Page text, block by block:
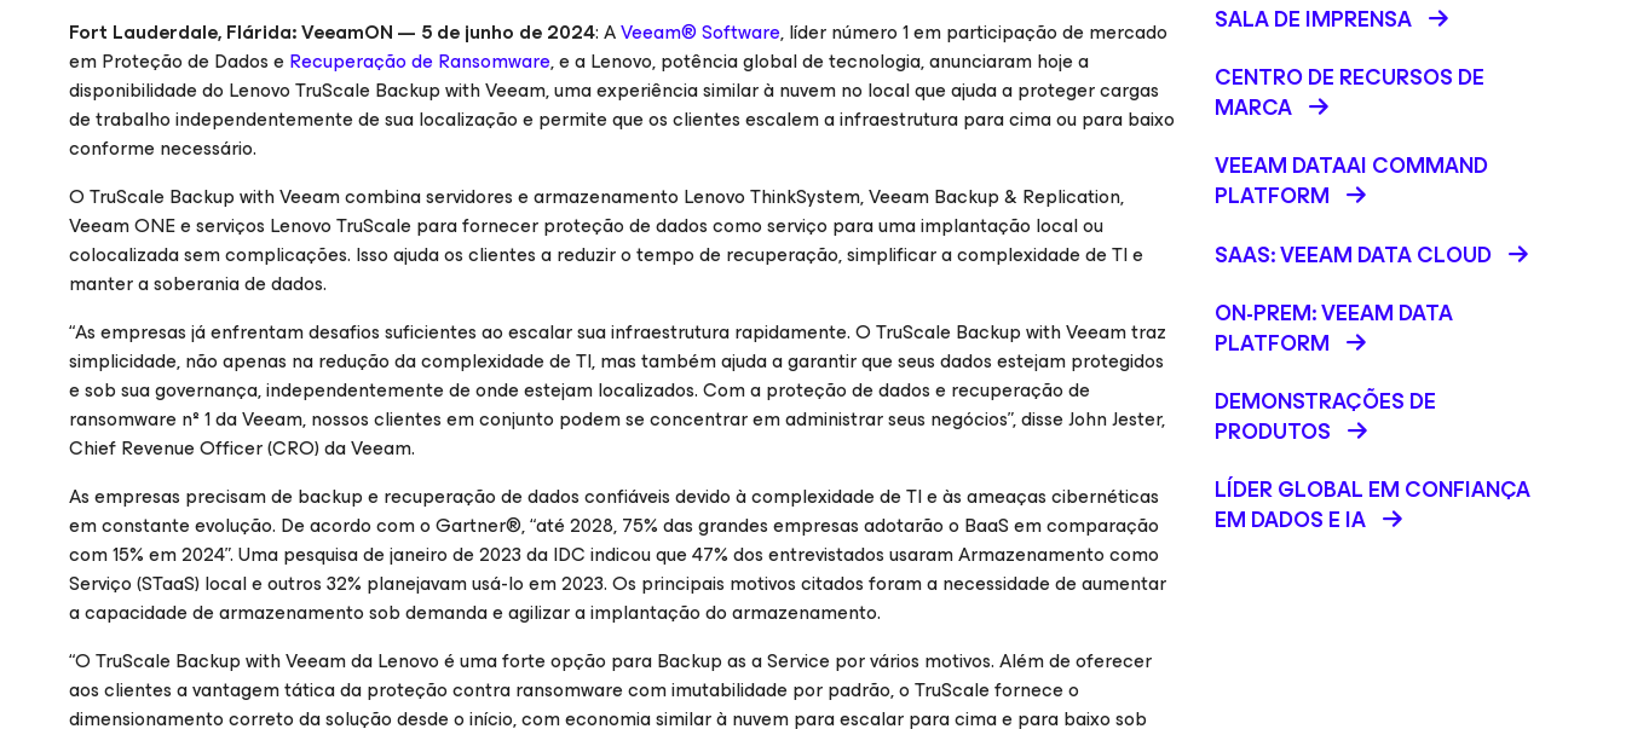
Fort Lauderdale, Flárida: VeeamON — 5 de junho de 2024: AVeeam® Software, líder número 1 em participação de mercado
em Proteção de Dados e Recuperação de Ransomware, e a Lenovo, potência global de tecnologia, anunciaram hoje a
disponibilidade do Lenovo TruScale Backup with Veeam, uma experiência similar à nuvem no local que ajuda a proteger cargas
de trabalho independentemente de sua localização e permite que os clientes escalem a infraestrutura para cima ou para baixo
conforme necessário.
O TruScale Backup with Veeam combina servidores e armazenamento Lenovo ThinkSystem, Veeam Backup & Replication,
Veeam ONE e serviços Lenovo TruScale para fornecer proteção de dados como serviço para uma implantação local ou
colocalizada sem complicações. Isso ajuda os clientes a reduzir o tempo de recuperação, simplificar a complexidade de TI e
manter a soberania de dados.
“As empresas já enfrentam desafios suficientes ao escalar sua infraestrutura rapidamente. O TruScale Backup with Veeam traz
simplicidade, não apenas na redução da complexidade de TI, mas também ajuda a garantir que seus dados estejam protegidos
e sob sua governança, independentemente de onde estejam localizados. Com a proteção de dados e recuperação de
ransomware nº 1 da Veeam, nossos clientes em conjunto podem se concentrar em administrar seus negócios”, disse John Jester,
Chief Revenue Officer (CRO) da Veeam.
As empresas precisam de backup e recuperação de dados confiáveis devido à complexidade de TI e às ameaças cibernéticas
em constante evolução. De acordo com o Gartner®, “até 2028, 75% das grandes empresas adotarão o BaaS em comparação
com 15% em 2024”. Uma pesquisa de janeiro de 2023 da IDC indicou que 47% dos entrevistados usaram Armazenamento como
Serviço (STaaS) local e outros 32% planejavam usá-lo em 2023. Os principais motivos citados foram a necessidade de aumentar
a capacidade de armazenamento sob demanda e agilizar a implantação do armazenamento.
“O TruScale Backup with Veeam da Lenovo é uma forte opção para Backup as a Service por vários motivos. Além de oferecer
aos clientes a vantagem tática da proteção contra ransomware com imutabilidade por padrão, o TruScale fornece o
dimensionamento correto da solução desde o início, com economia similar à nuvem para escalar para cima e para baixo sob
SALA DE IMPRENSA
CENTRO DE RECURSOS DE
MARCA
VEEAM DATAAI COMMAND
PLATFORM
SAAS: VEEAM DATA CLOUD
ON-PREM: VEEAM DATA
PLATFORM
DEMONSTRAÇÕES DE
PRODUTOS
LÍDER GLOBAL EM CONFIANÇA
EM DADOS E IA